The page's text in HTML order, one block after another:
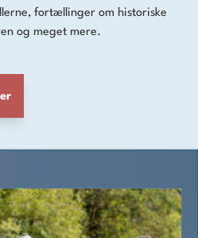
fortællinger om historiske
og meget mere.